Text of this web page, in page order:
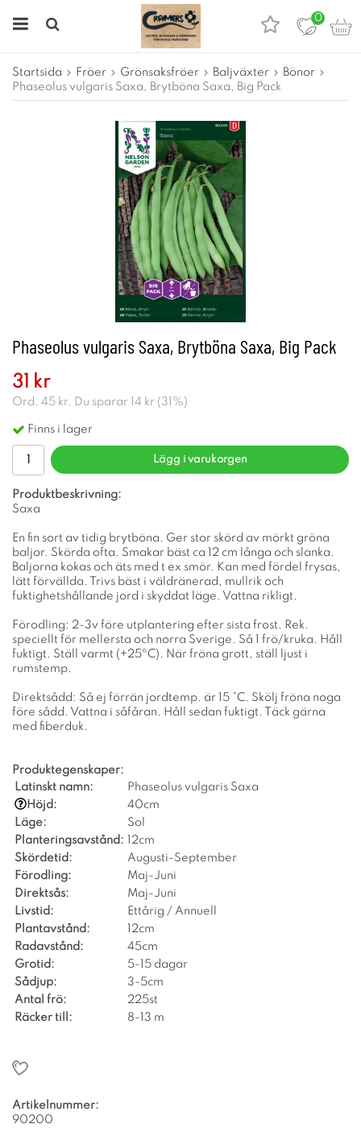
0
Startsida Fröer Grönsaksfröer Baljväxter
Bönor
Phaseolus vulgaris Saxa, Brytböna Saxa, Big Pack
Phaseolus vulgaris Saxa, Brytböna Saxa, Big Pack
31 kr
Ord. 45 kr. Du sparar 14 kr ( 31 %)
Finns i lager
Lägg i varukorgen
Produktbeskrivning:
Saxa
En fin sort av tidig brytböna. Ger stor skörd av mörkt gröna
baljor. Skörda ofta. Smakar bäst ca 12 cm långa och slanka.
Baljorna kokas och äts med t ex smör. Kan med fördel frysas,
lätt förvällda. Trivs bäst i väldränerad, mullrik och
fuktighetshållande jord i skyddat läge. Vattna rikligt.
Förodling: 2-3v före utplantering efter sista frost. Rek.
speciellt för mellersta och norra Sverige. Så 1 frö/kruka. Håll
fuktigt. Ställ varmt (+25ºC). När fröna grott, ställ ljust i
rumstemp.
Direktsådd: Så ej förrän jordtemp. är 15 °C. Skölj fröna noga
före sådd. Vattna i såfåran. Håll sedan fuktigt. Täck gärna
med fiberduk.
Produktegenskaper:
Latinskt namn:
Phaseolus vulgaris Saxa
Höjd:
40cm
Läge:
Sol
Planteringsavstånd: 12cm
Skördetid:
Augusti-September
Förodling:
Maj-Juni
Direktsås:
Maj-Juni
Livstid:
Ettårig / Annuell
Plantavstånd:
12cm
Radavstånd:
45cm
Grotid:
5-15 dagar
Sådjup:
3-5cm
Antal frö:
225st
Räcker till:
8-13 m
Artikelnummer:
90200